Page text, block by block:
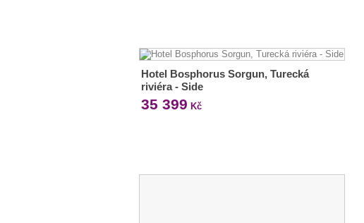
Hotel Bosphorus Sorgun, Turecká
riviéra - Side
35 399 Kč